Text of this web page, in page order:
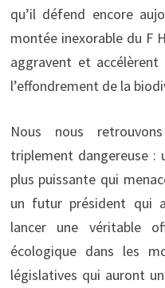
qu’il défend encore
montée inexorable du F
aggravent et
l’effondrement de la
Nous nous
triplement dangereuse :
plus puissante qui
un futur président qui
lancer une véritable
écologique dans les
législatives qui auront